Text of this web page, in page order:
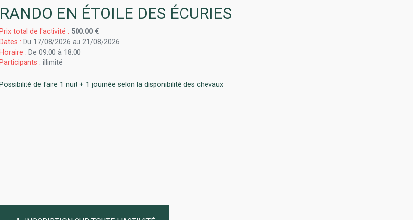
RANDO EN ÉTOILE DES ÉCURIES
Prix total de l'activité : 500.00 €
Dates : Du 17/08/2026 au 21/08/2026
Horaire : De 09:00 à 18:00
Participants : illimité
Possibilité de faire 1 nuit + 1 journée selon la disponibilité des chevaux